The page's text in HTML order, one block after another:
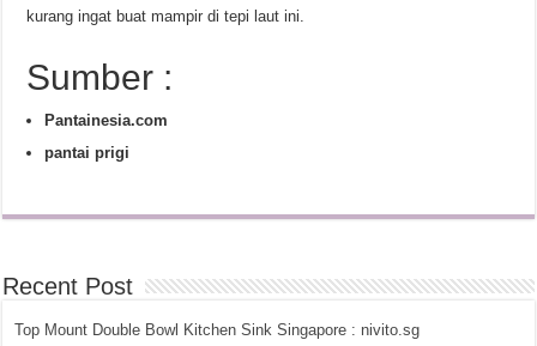
kurang ingat buat mampir di tepi laut ini.
Sumber :
Pantainesia.com
pantai prigi
Recent Post
Top Mount Double Bowl Kitchen Sink Singapore : nivito.sg